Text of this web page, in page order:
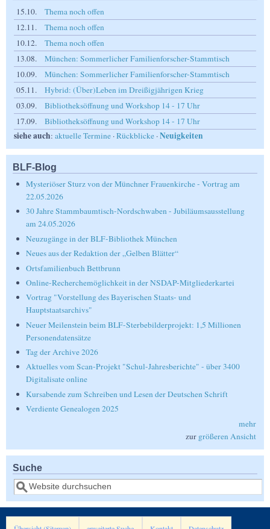
15.10.
Thema noch offen
12.11.
Thema noch offen
10.12.
Thema noch offen
13.08.
München: Sommerlicher Familienforscher-Stammtisch
10.09.
München: Sommerlicher Familienforscher-Stammtisch
05.11.
Hybrid: (Über)Leben im Dreißigjährigen Krieg
03.09.
Bibliotheksöffnung und Workshop 14 - 17 Uhr
17.09.
Bibliotheksöffnung und Workshop 14 - 17 Uhr
siehe auch: aktuelle Termine ·Rückblicke ·Neuigkeiten
BLF-Blog
Mysteriöser Sturz von der Münchner Frauenkirche - Vortrag am
22.05.2026
30 Jahre Stammbaumtisch-Nordschwaben - Jubiläumsausstellung
am 24.05.2026
Neuzugänge in der BLF-Bibliothek München
Neues aus der Redaktion der „Gelben Blätter“
Ortsfamilienbuch Bettbrunn
Online-Recherchemöglichkeit in der NSDAP-Mitgliederkartei
Vortrag "Vorstellung des Bayerischen Staats- und
Hauptstaatsarchivs"
Neuer Meilenstein beim BLF-Sterbebilderprojekt: 1,5 Millionen
Personendatensätze
Tag der Archive 2026
Aktuelles vom Scan-Projekt "Schul-Jahresberichte" - über 3400
Digitalisate online
Kursabende zum Schreiben und Lesen der Deutschen Schrift
Verdiente Genealogen 2025
mehr
zur größeren Ansicht
Suche
Suche